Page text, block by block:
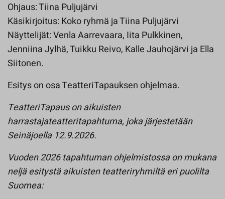
Ohjaus: Tiina Puljujärvi
Käsikirjoitus: Koko ryhmä ja Tiina Puljujärvi
Näyttelijät: Venla Aarrevaara, Iita Pulkkinen,
Jenniina Jylhä, Tuikku Reivo, Kalle Jauhojärvi ja Ella
Siitonen.
Esitys on osa TeatteriTapauksen ohjelmaa.
TeatteriTapaus on aikuisten
harrastajateatteritapahtuma, joka järjestetään
Seinäjoella 12.9.2026.
Vuoden 2026 tapahtuman ohjelmistossa on mukana
neljä esitystä aikuisten teatteriryhmiltä eri puolilta
Suomea: